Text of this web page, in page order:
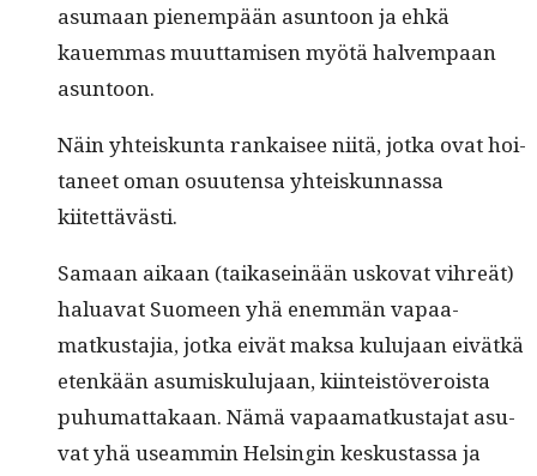
asumaan pienem­pään asun­toon ja ehkä
kauem­mas muut­tamisen myötä halvem­paan
asuntoon.
Näin yhteiskun­ta rankaisee niitä, jot­ka ovat hoi­
ta­neet oman osuuten­sa yhteiskun­nas­sa
kiitettävästi.
Samaan aikaan (taika­seinään usko­vat vihreät)
halu­a­vat Suomeen yhä enem­män vapaa­
matkus­ta­jia, jot­ka eivät mak­sa kulu­jaan eivätkä
etenkään asumisku­lu­jaan, kiin­teistöveroista
puhu­mat­takaan. Nämä vapaa­matkus­ta­jat asu­
vat yhä use­am­min Helsin­gin keskus­tas­sa ja